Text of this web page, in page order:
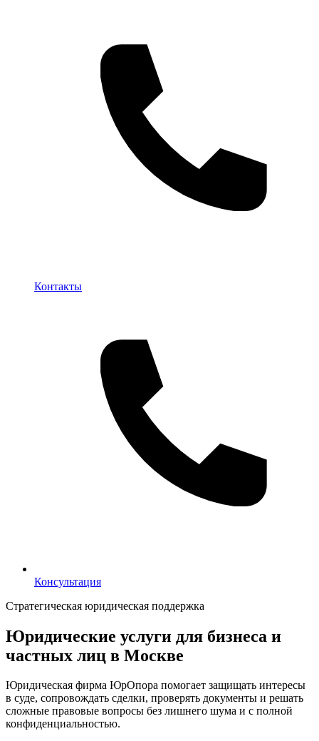
Контакты
Контакты
Консультация
Консультация
Стратегическая юридическая поддержка
Юридические услуги для бизнеса и
частных лиц в Москве
Юридическая фирма ЮрОпора помогает защищать интересы
в суде, сопровождать сделки, проверять документы и решать
сложные правовые вопросы без лишнего шума и с полной
конфиденциальностью.